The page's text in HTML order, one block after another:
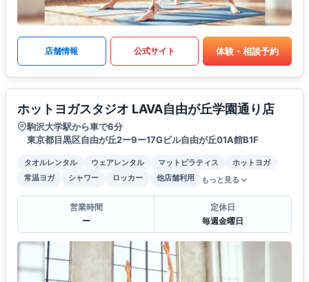
店舗情報 公式サイト 体験・相談予約
ホットヨガスタジオ LAVA自由が丘学園通り店
駒沢大学駅から車で6分
東京都目黒区自由が丘2ー9ー17Gビル自由が丘01A館B1F
タオルレンタル ウェアレンタル マットピラティス
ホットヨガ
常温ヨガ
シャワー ロッカー 他店舗利用 もっと見る
営業時間
ー
定休日
毎週金曜日